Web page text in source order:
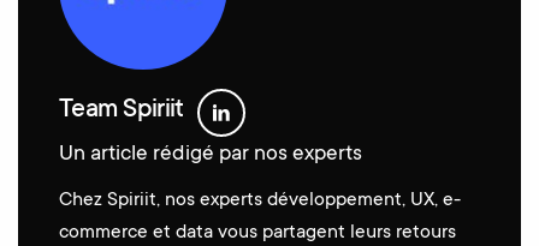
Team Spiriit
Un article rédigé par nos experts
Chez Spiriit, nos experts développement, UX, e-
commerce et data vous partagent leurs retours